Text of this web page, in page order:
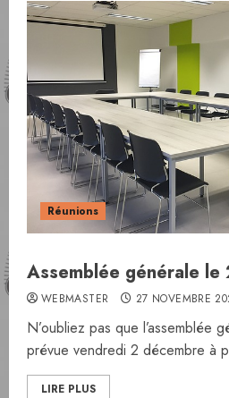
Réunions
Assemblée générale le
WEBMASTER 27 NOVEMBRE
N’oubliez pas que l’assemblée
prévue vendredi 2 décembre à
LIRE PLUS